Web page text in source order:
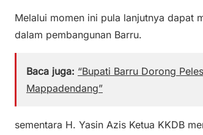
Melalui momen ini pula lanjutnya dapat
dalam pembangunan Barru.
Baca juga: “Bupati Barru Dorong
Mappadendang”
sementara H. Yasin Azis Ketua KKDB